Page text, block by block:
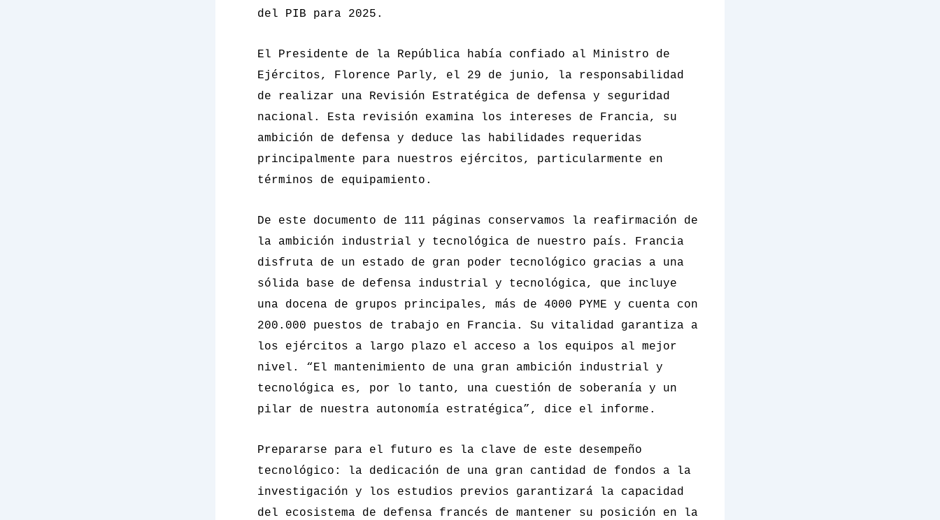
del PIB para 2025.
El Presidente de la República había confiado al Ministro de
Ejércitos, Florence Parly, el 29 de junio, la responsabilidad
de realizar una Revisión Estratégica de defensa y seguridad
nacional. Esta revisión examina los intereses de Francia, su
ambición de defensa y deduce las habilidades requeridas
principalmente para nuestros ejércitos, particularmente en
términos de equipamiento.
De este documento de 111 páginas conservamos la reafirmación de
la ambición industrial y tecnológica de nuestro país. Francia
disfruta de un estado de gran poder tecnológico gracias a una
sólida base de defensa industrial y tecnológica, que incluye
una docena de grupos principales, más de 4000 PYME y cuenta con
200.000 puestos de trabajo en Francia. Su vitalidad garantiza a
los ejércitos a largo plazo el acceso a los equipos al mejor
nivel. “El mantenimiento de una gran ambición industrial y
tecnológica es, por lo tanto, una cuestión de soberanía y un
pilar de nuestra autonomía estratégica” , dice el informe.
Prepararse para el futuro es la clave de este desempeño
tecnológico: la dedicación de una gran cantidad de fondos a la
investigación y los estudios previos garantizará la capacidad
del ecosistema de defensa francés de mantener su posición en la